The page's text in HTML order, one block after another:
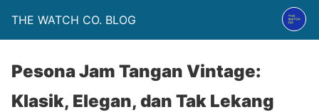
THE WATCH CO. BLOG
Pesona Jam Tangan Vintage:
Klasik, Elegan, dan Tak Lekang